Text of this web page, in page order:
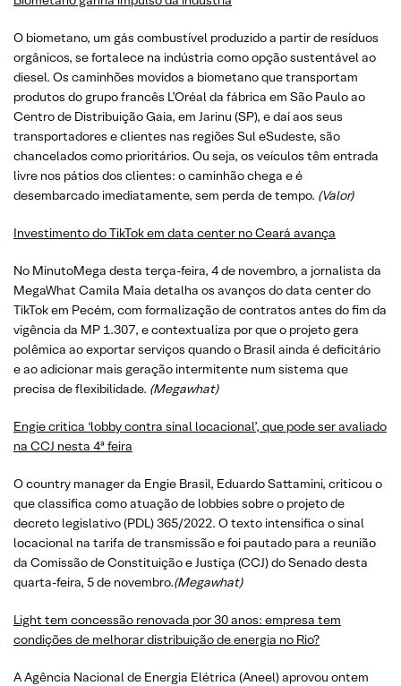
O biometano, um gás combustível produzido a partir de resíduos
orgânicos, se fortalece na indústria como opção sustentável ao
diesel. Os caminhões movidos a biometano que transportam
produtos do grupo francês L’Oréal da fábrica em São Paulo ao
Centro de Distribuição Gaia, em Jarinu (SP), e daí aos seus
transportadores e clientes nas regiões Sul eSudeste, são
chancelados como prioritários. Ou seja, os veículos têm entrada
livre nos pátios dos clientes: o caminhão chega e é
desembarcado imediatamente, sem perda de tempo. (Valor)
Investimento do TikTok em data center no Ceará avança
No MinutoMega desta terça-feira, 4 de novembro, a jornalista da
MegaWhat Camila Maia detalha os avanços do data center do
TikTok em Pecém, com formalização de contratos antes do fim da
vigência da MP 1.307, e contextualiza por que o projeto gera
polêmica ao exportar serviços quando o Brasil ainda é deficitário
e ao adicionar mais geração intermitente num sistema que
precisa de flexibilidade. (Megawhat)
Engie critica ‘lobby contra sinal locacional’, que pode ser avaliado
na CCJ nesta 4ª feira
O country manager da Engie Brasil, Eduardo Sattamini, criticou o
que classifica como atuação de lobbies sobre o projeto de
decreto legislativo (PDL) 365/2022. O texto intensifica o sinal
locacional na tarifa de transmissão e foi pautado para a reunião
da Comissão de Constituição e Justiça (CCJ) do Senado desta
quarta-feira, 5 de novembro.(Megawhat)
Light tem concessão renovada por 30 anos: empresa tem
condições de melhorar distribuição de energia no Rio?
A Agência Nacional de Energia Elétrica (Aneel) aprovou ontem